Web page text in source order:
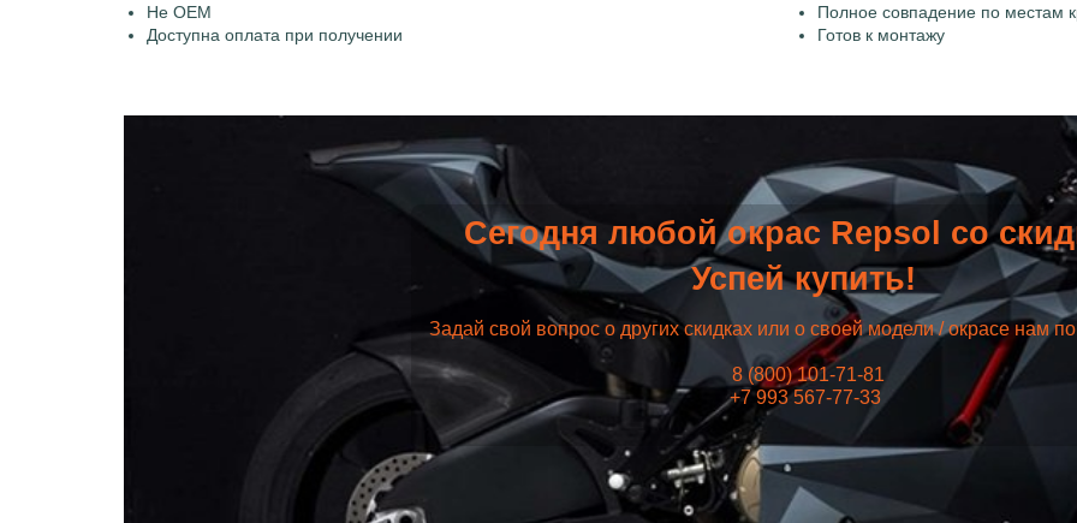
Не OEM
Полное совпадение по местам
Доступна оплата при получении
Готов к монтажу
Сегодня любой окрас Repsol со
Успей купить!
Задай свой вопрос о других скидках или о своей модели / окрасе нам
8 (800) 101-71-81
+7 993 567-77-33